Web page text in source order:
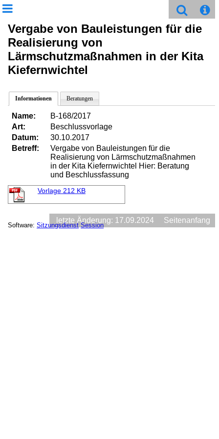
Vergabe von Bauleistungen für die
Realisierung von
Lärmschutzmaßnahmen in der Kita
Kiefernwichtel
Informationen Beratungen
Name:
B-168/2017
Art:
Beschlussvorlage
Datum:
30.10.2017
Betreff:
Vergabe von Bauleistungen für die
Realisierung von Lärmschutzmaßnahmen
in der Kita Kiefernwichtel Hier: Beratung
und Beschlussfassung
Vorlage 212 KB
letzte Änderung: 17.09.2024 Seitenanfang
Software: Sitzungsdienst Session